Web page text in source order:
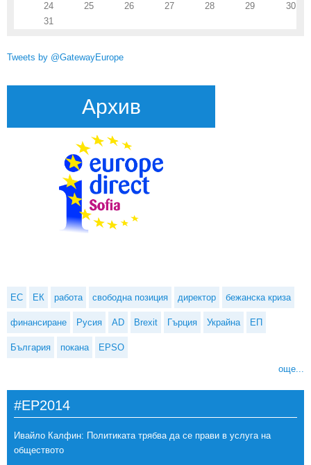
24
25 26 27 28 29
30
31
Tweets by @GatewayEurope
Архив
ЕС ЕК работа свободна позиция директор бежанска криза
финансиране Русия AD Brexit Гърция Украйна ЕП
България покана EPSO
още...
#EP2014
Ивайло Калфин: Политиката трябва да се прави в услуга на
обществото